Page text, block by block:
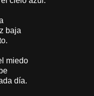
baja
miedo
día.